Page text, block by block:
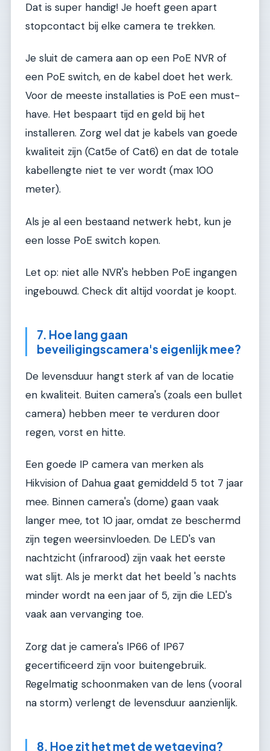
Dat is super handig! Je hoeft geen apart
stopcontact bij elke camera te trekken.
Je sluit de camera aan op een PoE NVR of
een PoE switch, en de kabel doet het werk.
Voor de meeste installaties is PoE een must-
have. Het bespaart tijd en geld bij het
installeren. Zorg wel dat je kabels van goede
kwaliteit zijn (Cat5e of Cat6) en dat de totale
kabellengte niet te ver wordt (max 100
meter).
Als je al een bestaand netwerk hebt, kun je
een losse PoE switch kopen.
Let op: niet alle NVR's hebben PoE ingangen
ingebouwd. Check dit altijd voordat je koopt.
7. Hoe lang gaan
beveiligingscamera's eigenlijk mee?
De levensduur hangt sterk af van de locatie
en kwaliteit. Buiten camera's (zoals een bullet
camera) hebben meer te verduren door
regen, vorst en hitte.
Een goede IP camera van merken als
Hikvision of Dahua gaat gemiddeld 5 tot 7 jaar
mee. Binnen camera's (dome) gaan vaak
langer mee, tot 10 jaar, omdat ze beschermd
zijn tegen weersinvloeden. De LED's van
nachtzicht (infrarood) zijn vaak het eerste
wat slijt. Als je merkt dat het beeld 's nachts
minder wordt na een jaar of 5, zijn die LED's
vaak aan vervanging toe.
Zorg dat je camera's IP66 of IP67
gecertificeerd zijn voor buitengebruik.
Regelmatig schoonmaken van de lens (vooral
na storm) verlengt de levensduur aanzienlijk.
8. Hoe zit het met de wetgeving?